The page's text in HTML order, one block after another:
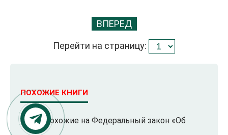
ВПЕРЕД
Перейти на страницу:
ПОХОЖИЕ КНИГИ
Книги похожие на Федеральный закон «Об